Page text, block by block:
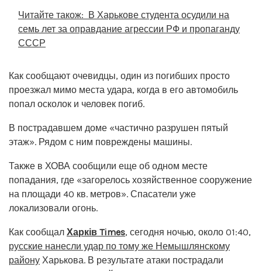
Читайте також: В Харькове студента осудили на
семь лет за оправдание агрессии РФ и пропаганду
СССР
Как сообщают очевидцы, один из погибших просто
проезжал мимо места удара, когда в его автомобиль
попал осколок и человек погиб.
В пострадавшем доме «частично разрушен пятый
этаж». Рядом с ним повреждены машины.
Также в ХОВА сообщили еще об одном месте
попадания, где «загорелось хозяйственное сооружение
на площади 40 кв. метров». Спасатели уже
локализовали огонь.
Как сообщал Харків Times, сегодня ночью, около 01:40,
русские нанесли удар по тому же Немышлянскому
району Харькова. В результате атаки пострадали